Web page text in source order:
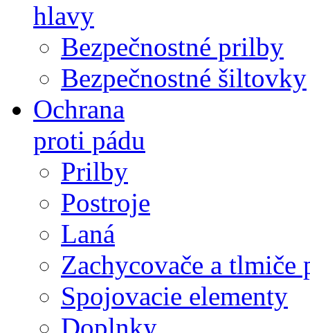
hlavy
Bezpečnostné prilby
Bezpečnostné šiltovky
Ochrana
proti pádu
Prilby
Postroje
Laná
Zachycovače a tlmiče
Spojovacie elementy